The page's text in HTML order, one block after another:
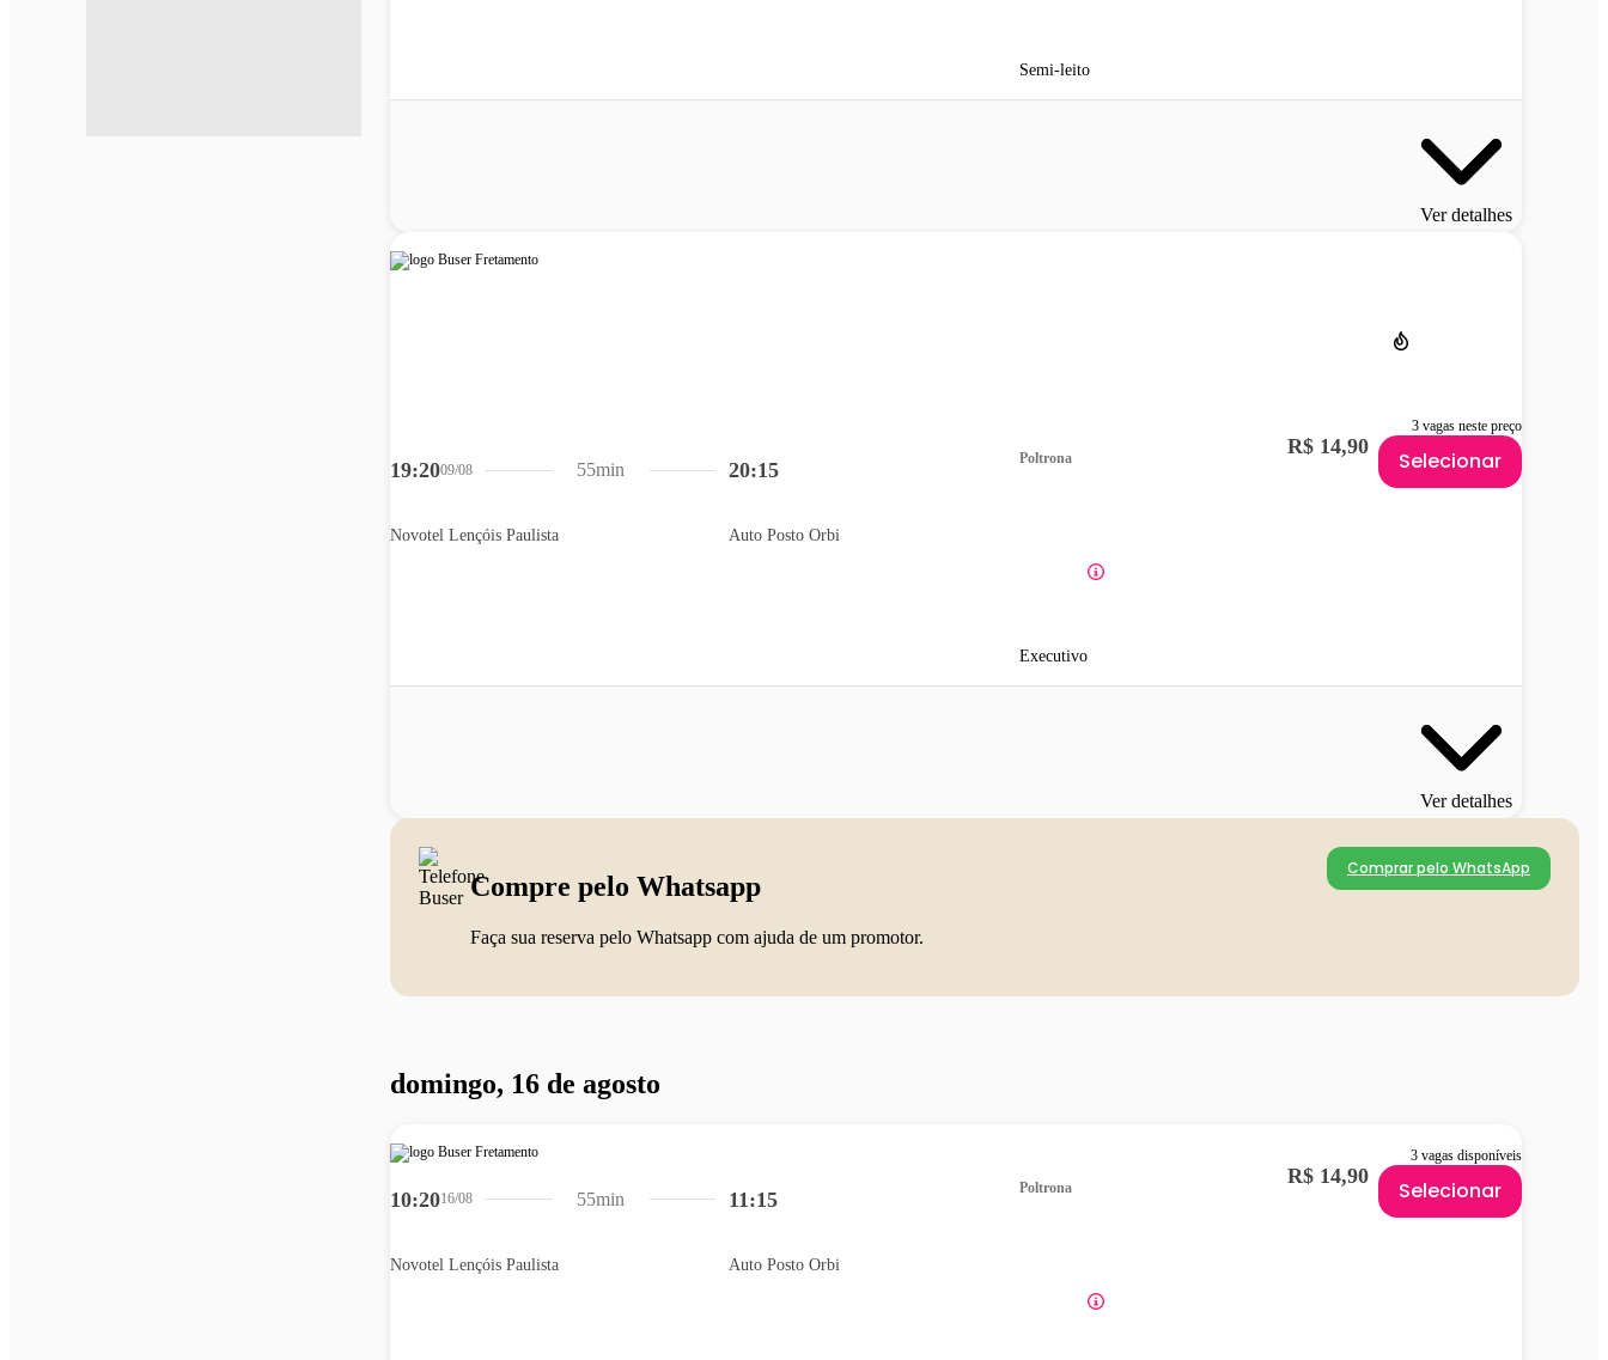
Semi-leito
Ver detalhes
3 vagas neste preço
19:2009/08
Novotel Lençóis Paulista
20:15
Auto Posto Orbi
55min
Poltrona
Executivo
R$ 14,90
Selecionar
Ver detalhes
Compre pelo Whatsapp
Faça sua reserva pelo Whatsapp com ajuda de um promotor.
Comprar pelo WhatsApp
domingo, 16 de agosto
3 vagas disponíveis
10:2016/08
Novotel Lençóis Paulista
11:15
Auto Posto Orbi
55min
Poltrona R$ 14,90
Selecionar